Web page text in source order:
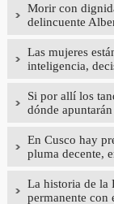
Morir con
delincuente
Las mujeres
inteligencia,
Si por allí los
dónde
En Cusco hay
pluma decente,
La historia de la
permanente con